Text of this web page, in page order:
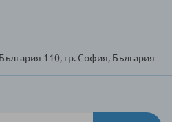
110, гр. София, България